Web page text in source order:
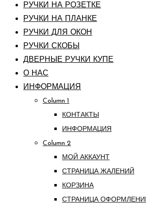
РУЧКИ НА РОЗЕТКЕ
РУЧКИ НА ПЛАНКЕ
РУЧКИ ДЛЯ ОКОН
РУЧКИ СКОБЫ
ДВЕРНЫЕ РУЧКИ КУПЕ
О НАС
ИНФОРМАЦИЯ
Column 1
КОНТАКТЫ
ИНФОРМАЦИЯ
Column 2
МОЙ АККАУНТ
СТРАНИЦА ЖАЛЕНИЙ
КОРЗИНА
СТРАНИЦА